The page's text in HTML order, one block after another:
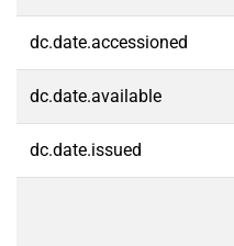
dc.date.accessioned
dc.date.available
dc.date.issued